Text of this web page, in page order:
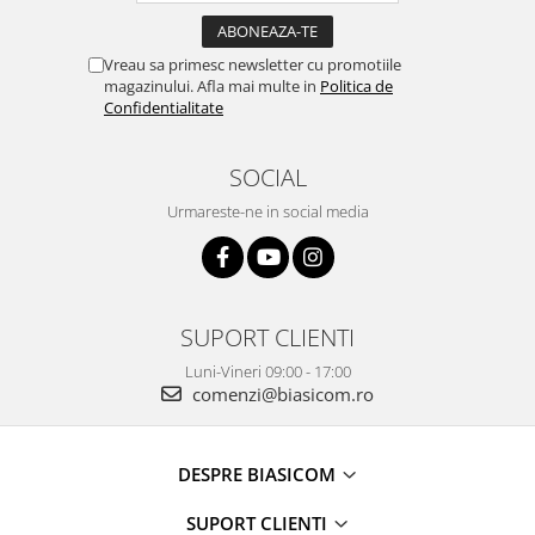
Masini de spalat vase incorporabile
Masini de spalat vase
Uscatoare cu condensare
Uscatoare cu pompa de caldura
Vitrine frigorifice
Vitrine pentru vinuri
Vreau sa primesc newsletter cu promotiile
magazinului. Afla mai multe in Politica de
Confidentialitate
SOCIAL
Urmareste-ne in social media
SUPORT CLIENTI
Luni-Vineri 09:00 - 17:00
comenzi@biasicom.ro
DESPRE BIASICOM
SUPORT CLIENTI